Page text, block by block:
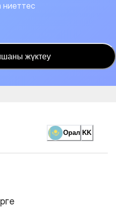
ниеттес
жүктеу
Орал KK